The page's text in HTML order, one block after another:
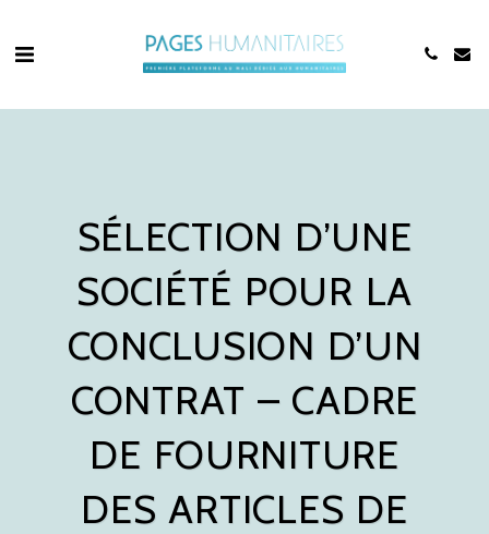
SÉLECTION D’UNE
SOCIÉTÉ POUR LA
CONCLUSION D’UN
CONTRAT – CADRE
DE FOURNITURE
DES ARTICLES DE